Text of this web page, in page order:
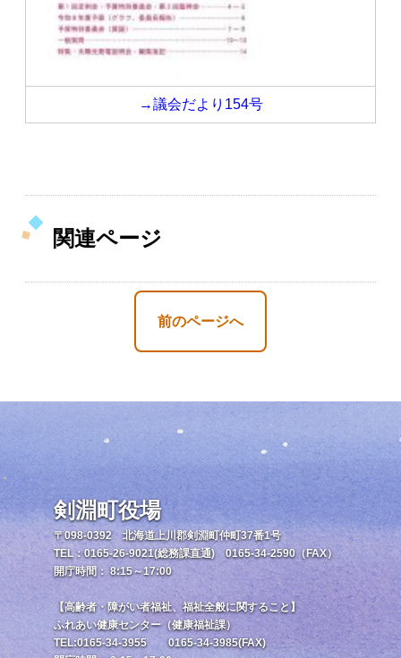
→議会だより154号
関連ページ
前のページへ
剣淵町役場
〒098-0392 北海道上川郡剣淵町仲町37番1号
TEL：0165-26-9021(総務課直通) 0165-34-2590（FAX）
開庁時間： 8:15～17:00
【高齢者・障がい者福祉、福祉全般に関すること】
ふれあい健康センター（健康福祉課）
TEL:0165-34-3955 0165-34-3985(FAX)